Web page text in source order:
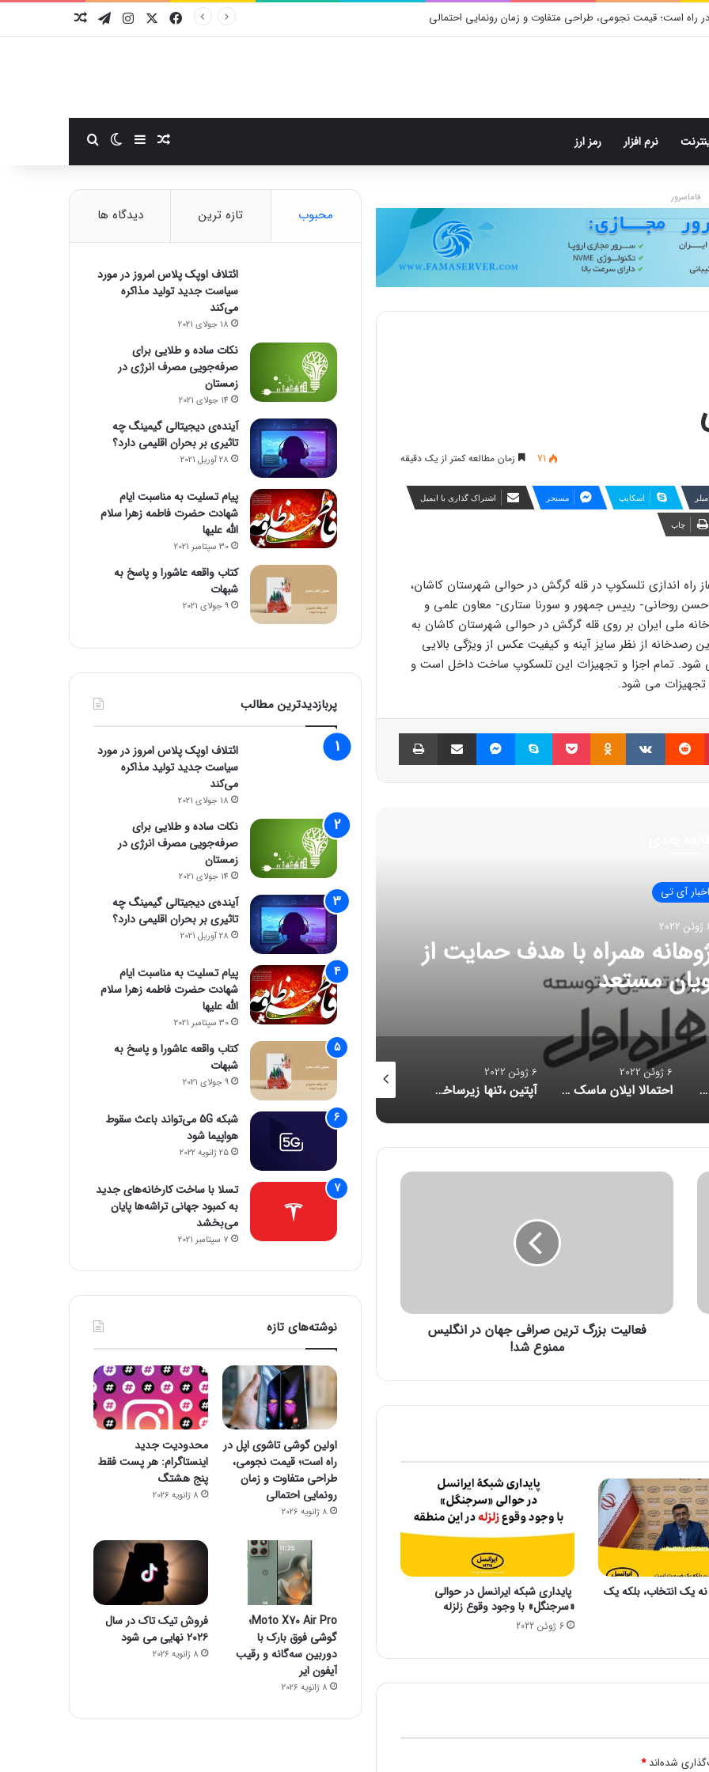
هر پست فقط پنج هشتگ فیسبوکایکس اینستاگرام
تلگرام
نرم افزار رمز ارز نوشته تصادفی
سایدبارتغییر پوسته
فاماسرور
71 زمان مطالعه کمتر از یک دقیقه
اسکایپ مسنجر اشتراک گذاری با ایمیل
چاپ
راه اندازی تلسکوپ در قله گرگش در حوالی شهرستان کاشان،
با حضور حسن روحانی- رییس جمهور و سورنا ستاری- معاون علمی و
ملی ایران بر روی قله گرگش در حوالی شهرستان کاشان به
شده است. این رصدخانه از نظر سایز آینه و کیفیت عکس از ویژگی بالایی
تمام اجزا و تجهیزات این تلسکوپ ساخت داخل است و
پینتریست Reddit
VKontakte
Odnoklassniki پاکت اسکایپ مسنجر اشتراک گذاری با ایمیل
اخبار آی تی
همراه با هدف حمایت از
مستعد از کجا سرور مجازی
از کجا سرور مجازی بخریم؟
6 ژوئن 2022
احتمالا ایلان ماسک توئیتر را می خرد
6 ژوئن 2022
آپتین ،تنها زیرساخت ارتباطات بیسیم ابری در ایران
ف
ر
ی
ف
ی
ج
ه
ا
ن
ر
ا
ی
ع
فعالیت بزرگ ترین صرافی جهان در انگلیس
ممنوع شد!
یک انتخاب، بلکه یک
پایداری شبکۀ ایرانسل در حوالی
«سرجنگل» با وجود وقوع زلزله
6 ژوئن 2022
شده‌اند*
محبوب تازه ترین دیدگاه ها
ائتلاف اوپک پلاس امروز در مورد
سیاست جدید تولید مذاکره
می‌کند
18 جولای 2021
نکات ساده و طلایی برای
صرفه‌جویی مصرف انرژی در
زمستان
14 جولای 2021
آینده‌ی دیجیتالی گیمینگ چه
تاثیری بر بحران اقلیمی دارد؟
28 آوریل 2021
پیام تسلیت به مناسبت ایام
شهادت حضرت فاطمه زهرا سلام
الله علیها
30 سپتامبر 2021
کتاب واقعه عاشورا و پاسخ به
شبهات
9 جولای 2021
پربازدیدترین مطالب
ائتلاف اوپک پلاس امروز در مورد
سیاست جدید تولید مذاکره
می‌کند
18 جولای 2021
نکات ساده و طلایی برای
صرفه‌جویی مصرف انرژی در
زمستان
14 جولای 2021
آینده‌ی دیجیتالی گیمینگ چه
تاثیری بر بحران اقلیمی دارد؟
28 آوریل 2021
پیام تسلیت به مناسبت ایام
شهادت حضرت فاطمه زهرا سلام
الله علیها
30 سپتامبر 2021
کتاب واقعه عاشورا و پاسخ به
شبهات
9 جولای 2021
شبکه 5G می‌تواند باعث سقوط
هواپیما شود
25 ژانویه 2022
تسلا با ساخت کارخانه‌های جدید
به کمبود جهانی تراشه‌ها پایان
می‌بخشد
7 سپتامبر 2021
نوشته‌های تازه
اولین گوشی تاشوی اپل در
راه است؛ قیمت نجومی،
طراحی متفاوت و زمان
رونمایی احتمالی
8 ژانویه 2026
محدودیت جدید
اینستاگرام: هر پست فقط
پنج هشتگ
8 ژانویه 2026
Moto X70 Air Pro؛
گوشی فوق بارک با
دوربین سه‌گانه و رقیب
آیفون ایر
8 ژانویه 2026
فروش تیک تاک در سال
۲۰۲۶ نهایی می شود
8 ژانویه 2026